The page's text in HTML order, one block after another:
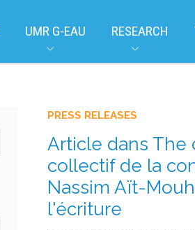
UMR G-EAU RESEARCH
PRESS RELEASES
Article dans The
collectif de la
Nassim Aït-
l'écriture